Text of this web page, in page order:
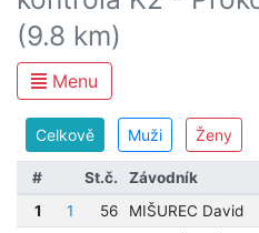
(9.8 km)
Menu
Celkově Muži Ženy
# St.č. Závodník
1
1 56 MIŠUREC David